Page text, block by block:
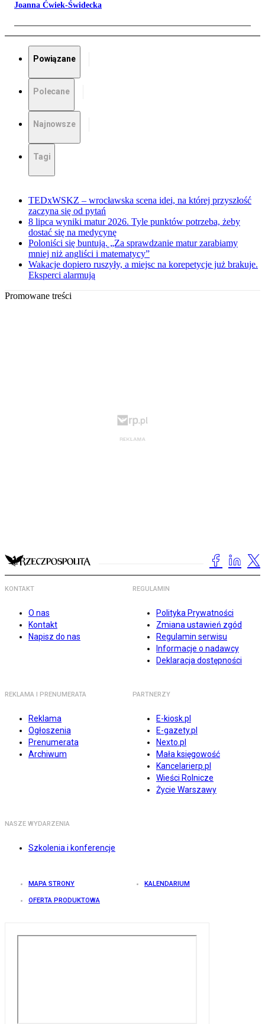
Joanna Ćwiek-Świdecka
Powiązane
Polecane
Najnowsze
Tagi
TEDxWSKZ – wrocławska scena idei, na której przyszłość
zaczyna się od pytań
8 lipca wyniki matur 2026. Tyle punktów potrzeba, żeby
dostać się na medycynę
Poloniści się buntują. „Za sprawdzanie matur zarabiamy
mniej niż angliści i matematycy”
Wakacje dopiero ruszyły, a miejsc na korepetycje już brakuje.
Eksperci alarmują
Promowane treści
KONTAKT
O nas
Kontakt
Napisz do nas
REGULAMIN
Polityka Prywatności
Zmiana ustawień zgód
Regulamin serwisu
Informacje o nadawcy
Deklaracja dostępności
REKLAMA I PRENUMERATA
Reklama
Ogłoszenia
Prenumerata
Archiwum
PARTNERZY
E-kiosk.pl
E-gazety.pl
Nexto.pl
Mała księgowość
Kancelarierp.pl
Wieści Rolnicze
Życie Warszawy
NASZE WYDARZENIA
Szkolenia i konferencje
MAPA STRONY KALENDARIUM
OFERTA PRODUKTOWA